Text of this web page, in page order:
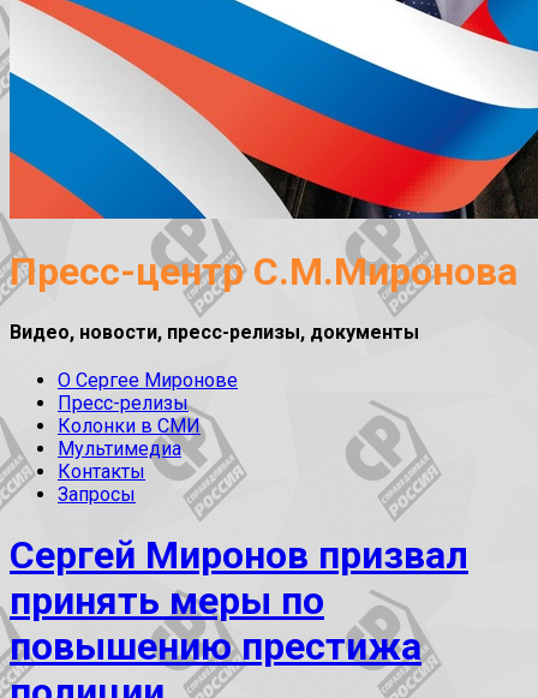
Пресс-центр С.М.Миронова
Видео, новости, пресс-релизы, документы
О Сергее Миронове
Пресс-релизы
Колонки в СМИ
Мультимедиа
Контакты
Запросы
Сергей Миронов призвал
принять меры по
повышению престижа